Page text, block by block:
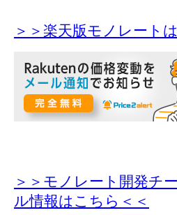
＞＞楽天版モノレート
＞＞モノレート開発チ
ル情報はこちら＜＜